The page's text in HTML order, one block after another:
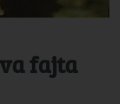
fajta